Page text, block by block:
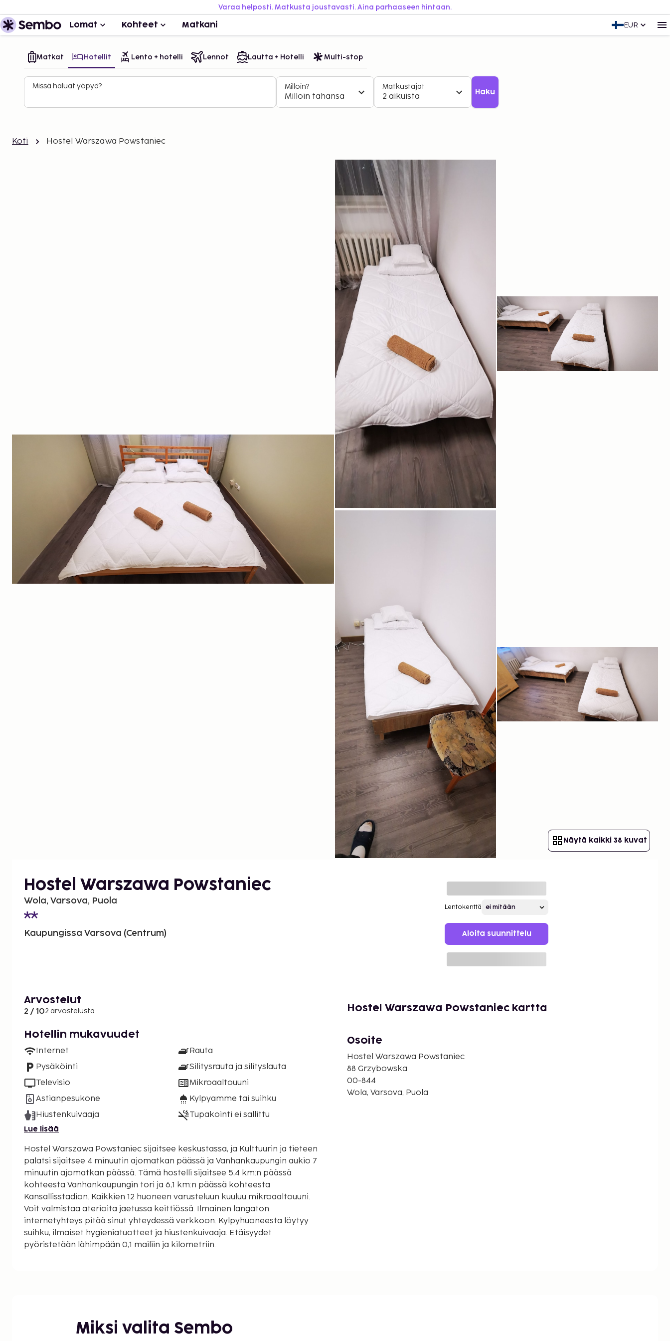
Varaa helposti. Matkusta joustavasti. Aina parhaaseen hintaan.
Lomat Kohteet Matkani EUR
Matkat Hotellit Lento + hotelli Lennot Lautta + Hotelli Multi-stop
Missä haluat yöpyä? Milloin?
Milloin tahansa
Matkustajat
2 aikuista Haku
Koti Hostel Warszawa Powstaniec
Näytä kaikki 38 kuvat
Hostel Warszawa Powstaniec
Wola, Varsova, Puola
Kaupungissa Varsova (Centrum)
Lentokenttä
Aloita suunnittelu
Arvostelut
2 / 102 arvostelusta
Hotellin mukavuudet
Internet
Pysäköinti
Televisio
Astianpesukone
Hiustenkuivaaja
Rauta
Silitysrauta ja silityslauta
Mikroaaltouuni
Kylpyamme tai suihku
Tupakointi ei sallittu
Lue lisää
Hostel Warszawa Powstaniec sijaitsee keskustassa, ja Kulttuurin ja tieteen
palatsi sijaitsee 4 minuutin ajomatkan päässä ja Vanhankaupungin aukio 7
minuutin ajomatkan päässä. Tämä hostelli sijaitsee 5,4 km:n päässä
kohteesta Vanhankaupungin tori ja 6,1 km:n päässä kohteesta
Kansallisstadion. Kaikkien 12 huoneen varusteluun kuuluu mikroaaltouuni.
Voit valmistaa aterioita jaetussa keittiössä. Ilmainen langaton
internetyhteys pitää sinut yhteydessä verkkoon. Kylpyhuoneesta löytyy
suihku, ilmaiset hygieniatuotteet ja hiustenkuivaaja. Etäisyydet
pyöristetään lähimpään 0,1 mailiin ja kilometriin.
Nożykin synagoga - 1,5 km / 0,9 mi
Muzeum Gazownictwa - 1,5 km / 1 mi
Hostel Warszawa Powstaniec kartta
Osoite
Hostel Warszawa Powstaniec
88 Grzybowska
00-844
Wola, Varsova, Puola
Miksi valita Sembo